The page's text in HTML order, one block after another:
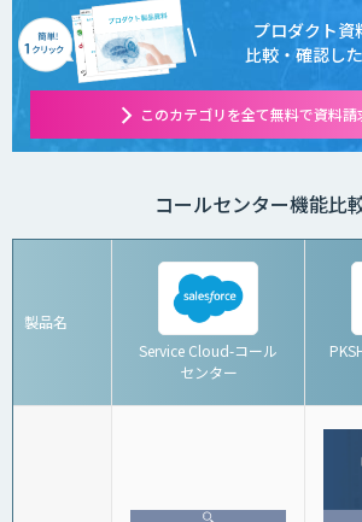
プロダクト資
比較・確認し
このカテゴリを全て無料で資料請
コールセンター機能比
製品名
Service Cloud-コール
センター